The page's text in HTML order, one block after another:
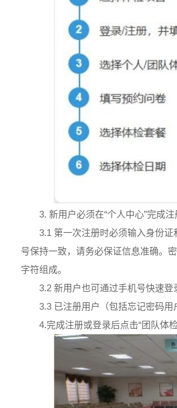
3. 新用户必须在“个人中心”完成注
3.1 第一次注册时必须输入身份
号保持一致，请务必保证信息准确。
字符组成。
3.2 新用户也可通过手机号快速
3.3 已注册用户（包括忘记密码
4.完成注册或登录后点击“团队体检